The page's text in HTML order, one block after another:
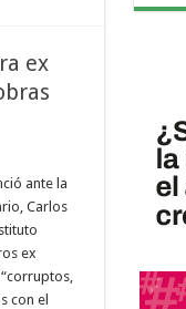
ex
ante la
Carlos
ex
con el